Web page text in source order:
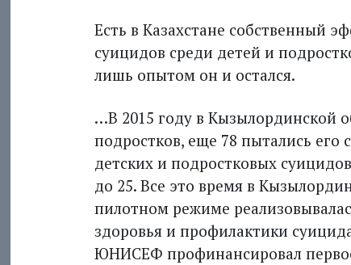
Есть в Казахстане собственный
суицидов среди детей и
лишь опытом он и остался.
…В 2015 году в Кызылординской
подростков, еще 78 пытались его
детских и подростковых
до 25. Все это время в
пилотном режиме
здоровья и профилактики
ЮНИСЕФ профинансировал